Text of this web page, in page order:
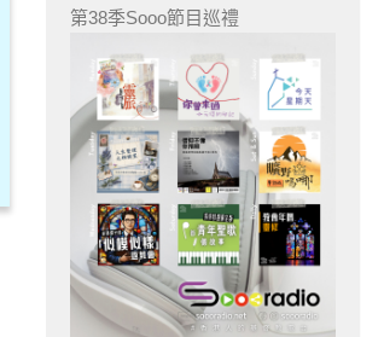
第38季Sooo節目巡禮